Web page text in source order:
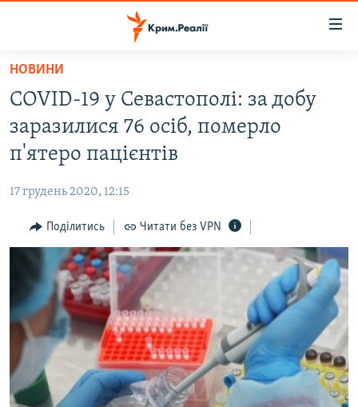
Перейти
основного
матеріалу
Перейти
до
основної
навігації
Перейти
до
ВІДЕО ТА ФОТО
БЛОГИ
ПОГЛЯД
ІНТЕРВ'Ю
ВСЕ ЗА ДЕНЬ
СПЕЦПРОЕКТИ
ДЕПОРТАЦІЯ
ВІДЕОУРОКИ «ELIFBE»
СВІДЧЕННЯ ОКУПАЦІЇ
ЯК ОБІЙТИ БЛОКУВАННЯ
Русский
НОВИНИ
COVID-19 у Севастополі: за добу
заразилися 76 осіб, померло
п'ятеро пацієнтів
17 грудень 2020, 12:15
Поділитись Читати без VPN